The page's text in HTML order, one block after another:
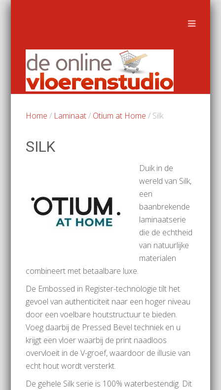
Home / Laminaat/ Otium at Home / Silk
SILK
Duik in de
wereld van Silk,
een
baanbrekende
laminaatserie
die de echtheid
van natuurlijke
materialen
combineert met betaalbare luxe.
De Embossed in Register-technologie tilt het
gevoel van authenticiteit naar een hoger niveau
door een voelbare houtstructuur te bieden.
Voeg daarbij de Pressed Bevel techniek en u
krijgt een vloer waarbij de print naadloos
overvloeit in de V-groef, waardoor de illusie van
echt hout wordt versterkt.
De gehele Silk serie is 100% waterbestendig. Dit